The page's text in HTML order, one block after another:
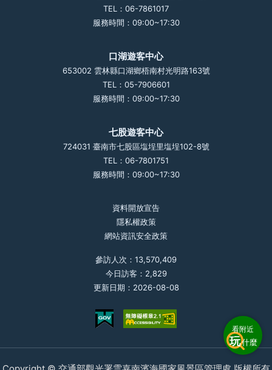
TEL：06-7861017
服務時間：09:00~17:30
口湖遊客中心
653002 雲林縣口湖鄉梧南村光明路163號
TEL：05-7906601
服務時間：09:00~17:30
七股遊客中心
724031 臺南市七股區塩埕里塩埕102-8號
TEL：06-7801751
服務時間：09:00~17:30
資料開放宣告
隱私權政策
網站資訊安全政策
參訪人次：13,570,409
今日訪客：2,829
更新日期：2026-08-08
看附近
玩什麼